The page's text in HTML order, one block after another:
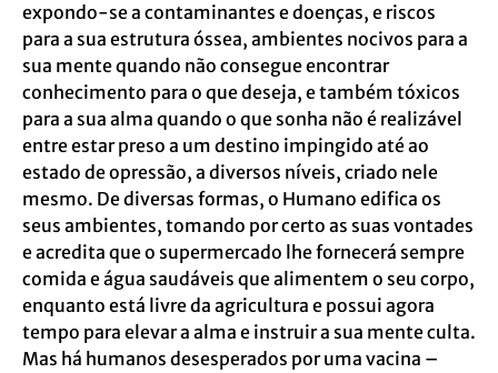
expondo-se a contaminantes e doenças, e riscos
para a sua estrutura óssea, ambientes nocivos para a
sua mente quando não consegue encontrar
conhecimento para o que deseja, e também tóxicos
para a sua alma quando o que sonha não é realizável
entre estar preso a um destino impingido até ao
estado de opressão, a diversos níveis, criado nele
mesmo. De diversas formas, o Humano edifica os
seus ambientes, tomando por certo as suas vontades
e acredita que o supermercado lhe fornecerá sempre
comida e água saudáveis que alimentem o seu corpo,
enquanto está livre da agricultura e possui agora
tempo para elevar a alma e instruir a sua mente culta.
Mas há humanos desesperados por uma vacina –